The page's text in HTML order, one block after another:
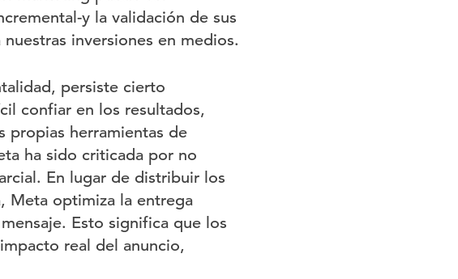
y la validación de sus
inversiones en medios.
persiste cierto
confiar en los resultados,
propias herramientas de
ha sido criticada por no
En lugar de distribuir los
Meta optimiza la entrega
Esto significa que los
real del anuncio,